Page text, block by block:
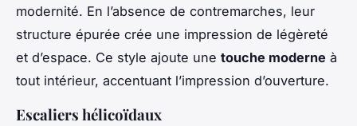
modernité. En l’absence de contremarches, leur
structure épurée crée une impression de légèreté
et d’espace. Ce style ajoute une touche moderne à
tout intérieur, accentuant l’impression d’ouverture.
Escaliers hélicoïdaux